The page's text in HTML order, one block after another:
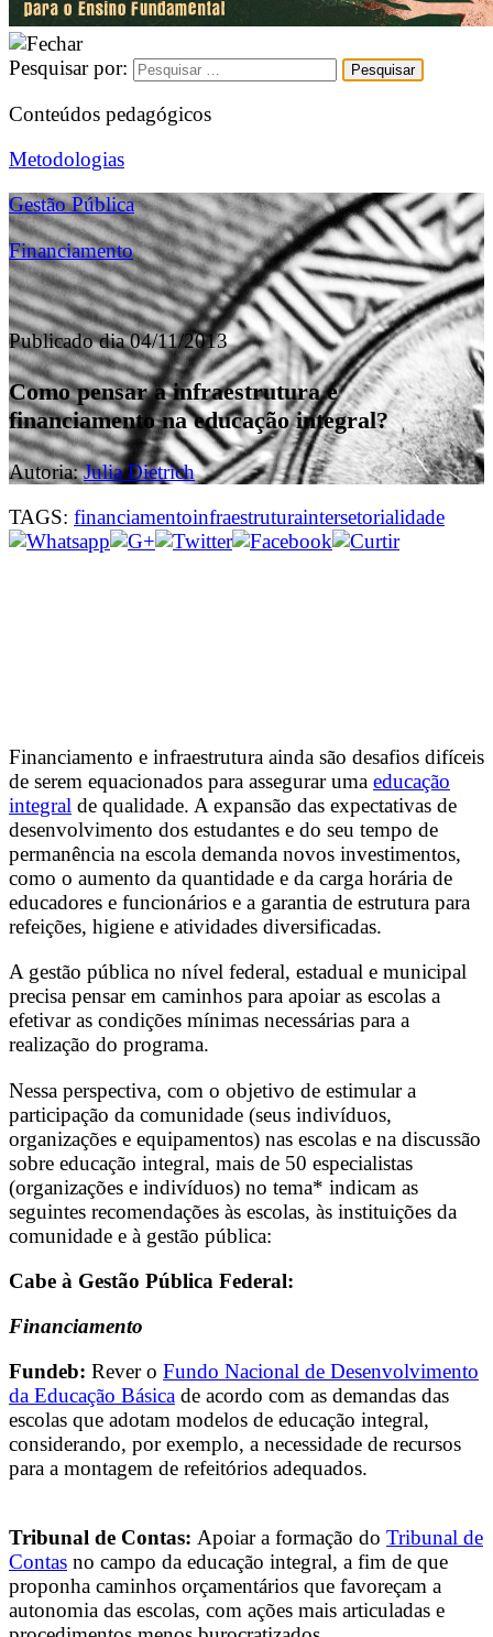
Pesquisar por:
Conteúdos pedagógicos
Metodologias
Gestão Pública
Financiamento
Publicado dia 04/11/2013
Como pensar a infraestrutura e
financiamento na educação integral?
Autoria:Julia Dietrich
TAGS: financiamentoinfraestruturaintersetorialidade
Financiamento e infraestrutura ainda são desafios difíceis
de serem equacionados para assegurar uma educação
integral de qualidade. A expansão das expectativas de
desenvolvimento dos estudantes e do seu tempo de
permanência na escola demanda novos investimentos,
como o aumento da quantidade e da carga horária de
educadores e funcionários e a garantia de estrutura para
refeições, higiene e atividades diversificadas.
A gestão pública no nível federal, estadual e municipal
precisa pensar em caminhos para apoiar as escolas a
efetivar as condições mínimas necessárias para a
realização do programa.
Nessa perspectiva, com o objetivo de estimular a
participação da comunidade (seus indivíduos,
organizações e equipamentos) nas escolas e na discussão
sobre educação integral, mais de 50 especialistas
(organizações e indivíduos) no tema* indicam as
seguintes recomendações às escolas, às instituições da
comunidade e à gestão pública:
Cabe à Gestão Pública Federal:
Financiamento
Fundeb: Rever o Fundo Nacional de Desenvolvimento
da Educação Básica de acordo com as demandas das
escolas que adotam modelos de educação integral,
considerando, por exemplo, a necessidade de recursos
para a montagem de refeitórios adequados.
Tribunal de Contas: Apoiar a formação do Tribunal de
Contas no campo da educação integral, a fim de que
proponha caminhos orçamentários que favoreçam a
autonomia das escolas, com ações mais articuladas e